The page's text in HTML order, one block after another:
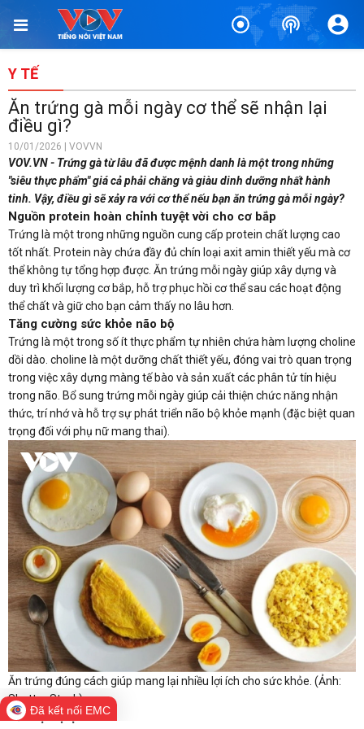
Y TẾ
Ăn trứng gà mỗi ngày cơ thể sẽ nhận lại
điều gì?
10/01/2026 | VOVVN
VOV.VN - Trứng gà từ lâu đã được mệnh danh là một trong những
"siêu thực phẩm" giá cả phải chăng và giàu dinh dưỡng nhất hành
tinh. Vậy, điều gì sẽ xảy ra với cơ thể nếu bạn ăn trứng gà mỗi ngày?
Nguồn protein hoàn chỉnh tuyệt vời cho cơ bắp
Trứng là một trong những nguồn cung cấp protein chất lượng cao
tốt nhất. Protein này chứa đầy đủ chín loại axit amin thiết yếu mà cơ
thể không tự tổng hợp được. Ăn trứng mỗi ngày giúp xây dựng và
duy trì khối lượng cơ bắp, hỗ trợ phục hồi cơ thể sau các hoạt động
thể chất và giữ cho bạn cảm thấy no lâu hơn.
Tăng cường sức khỏe não bộ
Trứng là một trong số ít thực phẩm tự nhiên chứa hàm lượng choline
dồi dào. choline là một dưỡng chất thiết yếu, đóng vai trò quan trọng
trong việc xây dựng màng tế bào và sản xuất các phân tử tín hiệu
trong não. Bổ sung trứng mỗi ngày giúp cải thiện chức năng nhận
thức, trí nhớ và hỗ trợ sự phát triển não bộ khỏe mạnh (đặc biệt quan
trọng đối với phụ nữ mang thai).
Ăn trứng đúng cách giúp mang lại nhiều lợi ích cho sức khỏe. (Ảnh:
Shutter Stock)
Bảo vệ thị lực
Đã kết nối EMC